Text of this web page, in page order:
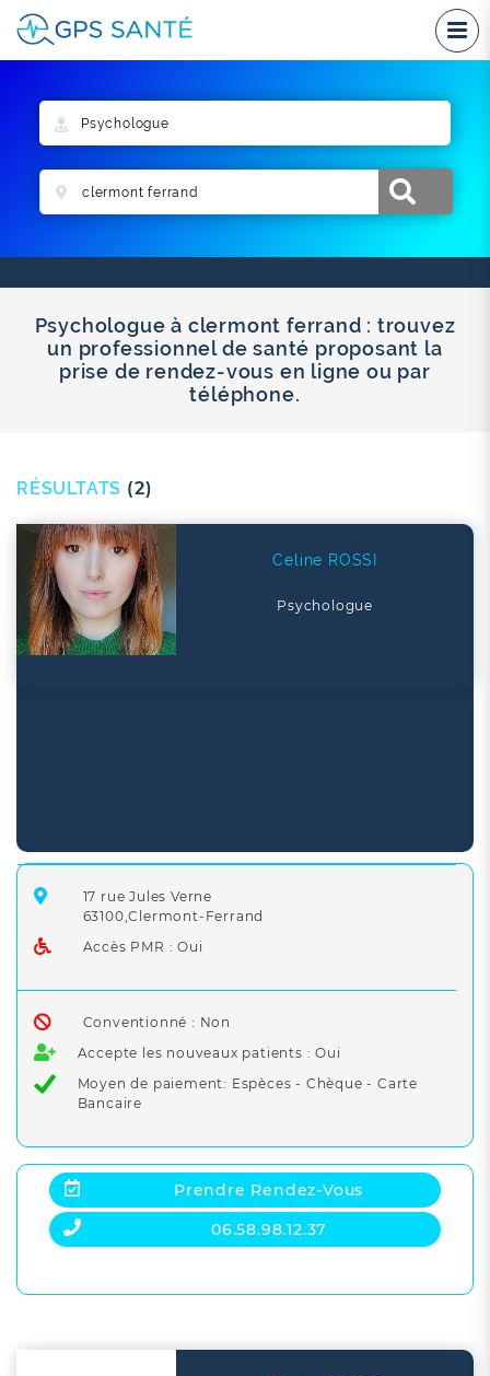
Psychologue à clermont ferrand : trouvez
un professionnel de santé proposant la
prise de rendez-vous en ligne ou par
téléphone.
RÉSULTATS (2)
Celine ROSSI
Psychologue
17 rue Jules Verne
63100,Clermont-Ferrand
Accès PMR : Oui
Conventionné : Non
Accepte les nouveaux patients : Oui
Moyen de paiement: Espèces - Chèque - Carte
Bancaire
Prendre Rendez-Vous
06.58.98.12.37